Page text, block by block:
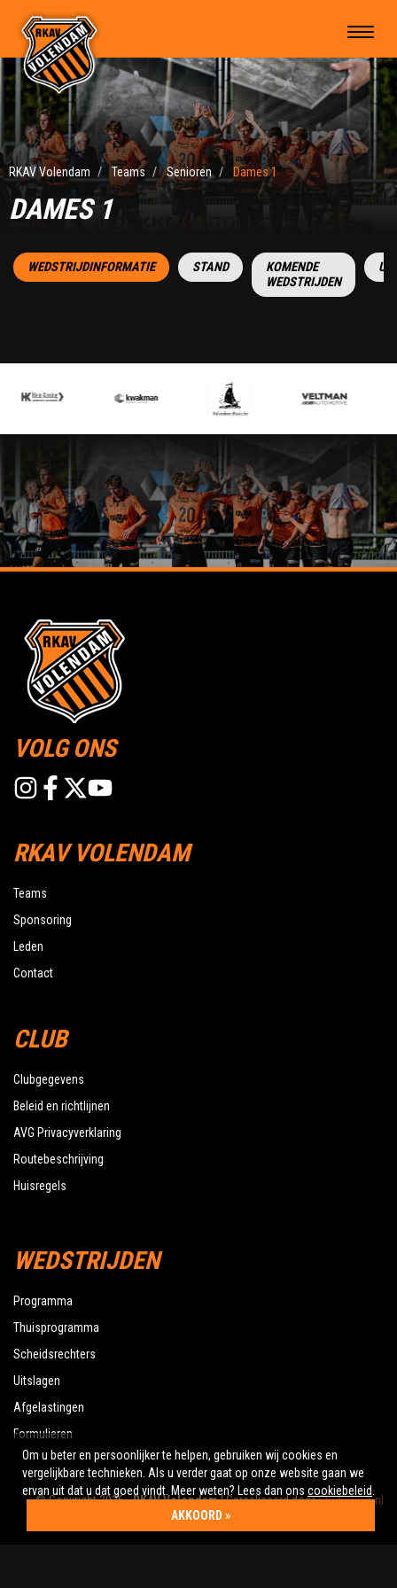
RKAV Volendam Teams Senioren Dames 1
DAMES 1
WEDSTRIJDINFORMATIE STAND
KOMENDE
WEDSTRIJDEN
VOLG ONS
RKAV VOLENDAM
Teams
Sponsoring
Leden
Contact
CLUB
Clubgegevens
Beleid en richtlijnen
AVG Privacyverklaring
Routebeschrijving
Huisregels
WEDSTRIJDEN
Programma
Thuisprogramma
Scheidsrechters
Uitslagen
Afgelastingen
Formulieren
© Copyright 2026 -RKAV Volendam| Gerealiseerd doorStudioweb.nl
Om u beter en persoonlijker te helpen, gebruiken wij cookies en
vergelijkbare technieken. Als u verder gaat op onze website gaan we
ervan uit dat u dat goed vindt. Meer weten? Lees dan ons cookiebeleid
AKKOORD »